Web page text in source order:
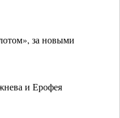
за новыми
и Ерофея